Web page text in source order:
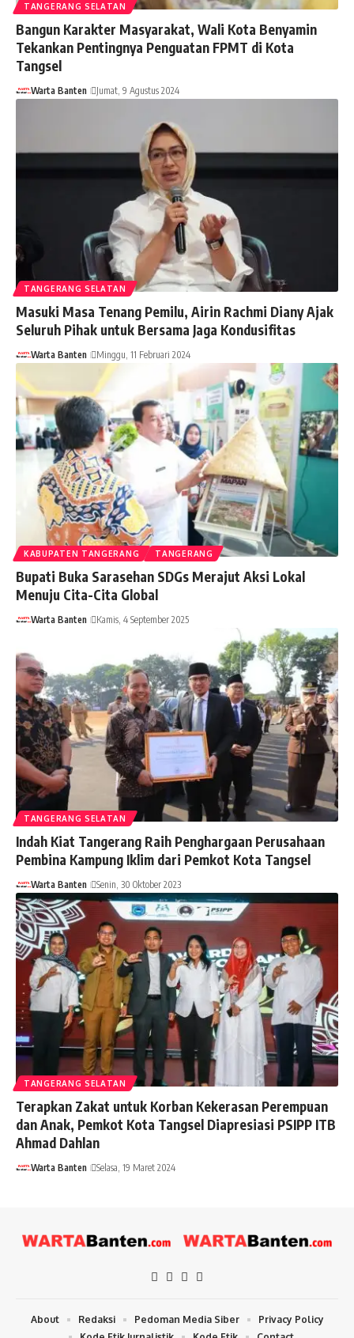
TANGERANG SELATAN
Bangun Karakter Masyarakat, Wali Kota Benyamin
Tekankan Pentingnya Penguatan FPMT di Kota
Tangsel
Warta Banten Jumat, 9 Agustus 2024
TANGERANG SELATAN
Masuki Masa Tenang Pemilu, Airin Rachmi Diany Ajak
Seluruh Pihak untuk Bersama Jaga Kondusifitas
Warta Banten Minggu, 11 Februari 2024
KABUPATEN TANGERANG TANGERANG
Bupati Buka Sarasehan SDGs Merajut Aksi Lokal
Menuju Cita-Cita Global
Warta Banten Kamis, 4 September 2025
TANGERANG SELATAN
Indah Kiat Tangerang Raih Penghargaan Perusahaan
Pembina Kampung Iklim dari Pemkot Kota Tangsel
Warta Banten Senin, 30 Oktober 2023
TANGERANG SELATAN
Terapkan Zakat untuk Korban Kekerasan Perempuan
dan Anak, Pemkot Kota Tangsel Diapresiasi PSIPP ITB
Ahmad Dahlan
Warta Banten Selasa, 19 Maret 2024
About Redaksi Pedoman Media Siber
Privacy Policy